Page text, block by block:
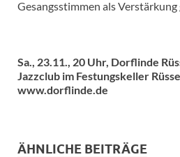
Gesangsstimmen als
Sa., 23.11., 20 Uhr, Dorflinde
Jazzclub im Festungskeller
www.dorflinde.de
ÄHNLICHE BEITRÄGE